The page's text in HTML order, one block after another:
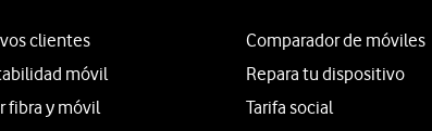
clientes
móvil
fibra y móvil
Comparador de móviles
Repara tu dispositivo
Tarifa social